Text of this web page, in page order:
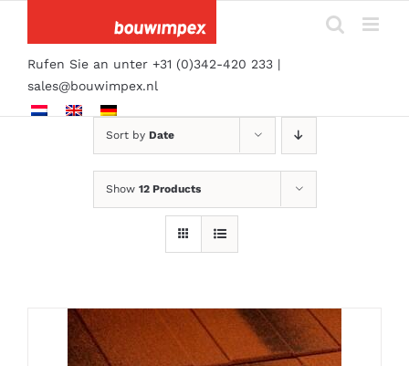
content
Rufen Sie an unter +31 (0)342-420 233 |
sales@bouwimpex.nl
Sort by Date
Show 12 Products